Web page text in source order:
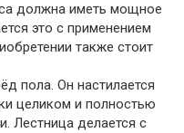
должна иметь мощное
это с применением
также стоит
пола. Он настилается
целиком и полностью
Лестница делается с